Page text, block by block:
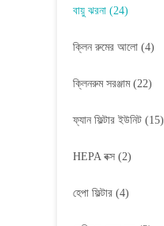
বায়ু ঝরনা (24)
ক্লিন রুমের আলো (4)
ক্লিনরুম সরঞ্জাম (22)
ফ্যান ফিল্টার ইউনিট (15)
HEPA বক্স (2)
হেপা ফিল্টার (4)